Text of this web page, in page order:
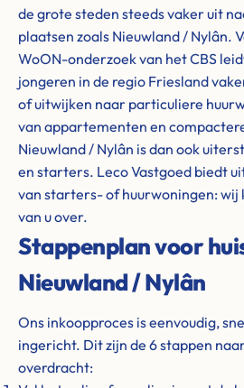
de grote steden steeds vaker uit
plaatsen zoals Nieuwland / Nylân.
WoON-onderzoek van het CBS
jongeren in de regio Friesland
of uitwijken naar particuliere
van appartementen en
Nieuwland / Nylân is dan ook
en starters. Leco Vastgoed biedt
van starters- of huurwoningen: wij
van u over.
Stappenplan voor
Nieuwland / Nylân
Ons inkoopproces is eenvoudig,
ingericht. Dit zijn de 6 stappen
overdracht: